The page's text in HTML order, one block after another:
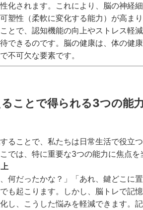
化されます。これにより、脳の神経
塑性（柔軟に変化する能力）が高ま
とで、認知機能の向上やストレス軽
できるのです。脳の健康は、体の健
不可欠な要素です。
ことで得られる3つの能
ることで、私たちは日常生活で役立
では、特に重要な3つの能力に焦点を
、何だったかな？」「あれ、鍵どこに
も起こります。しかし、脳トレで記
し、こうした悩みを軽減できます。